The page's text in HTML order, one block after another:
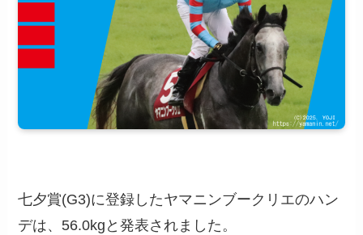
七夕賞(G3)に登録したヤマニンブークリエのハン
デは、56.0kgと発表されました。